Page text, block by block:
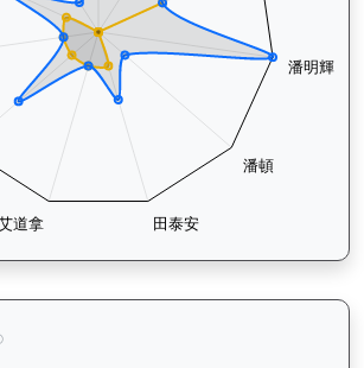
極速之星（G181）— 檔位統計分析：查看馬匹